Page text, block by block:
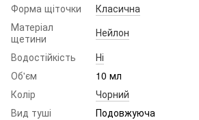
Форма щіточки
Класична
Матеріал
щетини
Нейлон
Водостійкість
Ні
Об'єм
10 мл
Колір
Чорний
Вид туші
Подовжуюча